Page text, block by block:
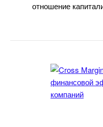
отношение